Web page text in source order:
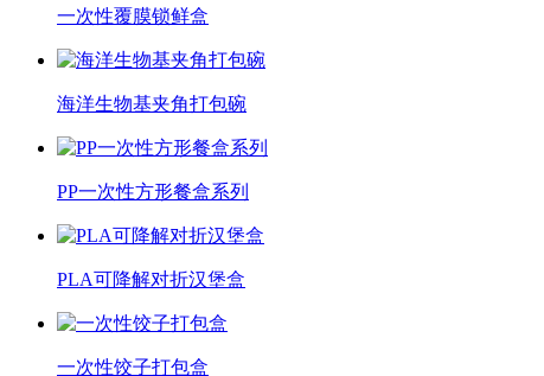
一次性覆膜锁鲜盒
海洋生物基夹角打包碗
PP一次性方形餐盒系列
PLA可降解对折汉堡盒
一次性饺子打包盒